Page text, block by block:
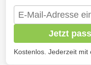
Jetzt
Kostenlos. Jederzeit mit